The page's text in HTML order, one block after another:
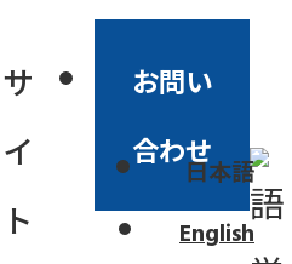
サ
イ
ト
お問い
合わせ
日本語
English
合わせリストを